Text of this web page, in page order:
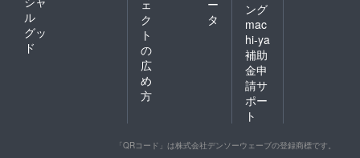
ル
グッ
ド
ェ
ク
ト
の
広
め
方
ー
タ
ング
mac
hi-ya
補助
金申
請サ
ポー
ト
「QRコード」は株式会社デンソーウェーブの登録商標です。